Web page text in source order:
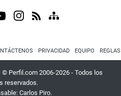
PRIVACIDAD EQUIPO
| © Perfil.com 2006-2026 - Todos los
reservados.
Carlos Piro.